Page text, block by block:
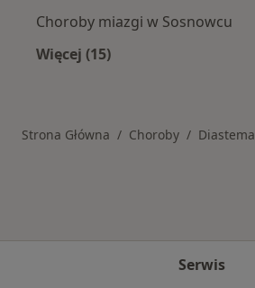
Choroby miazgi w Sosnowcu
Więcej (15)
Strona Główna Choroby Diastema
Serwis